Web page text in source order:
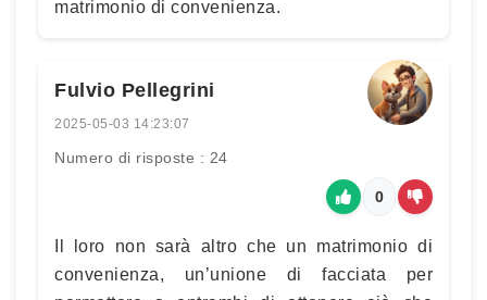
matrimonio di convenienza.
Fulvio Pellegrini
2025-05-03 14:23:07
Numero di risposte : 24
0
Il loro non sarà altro che un matrimonio di
convenienza, un’unione di facciata per